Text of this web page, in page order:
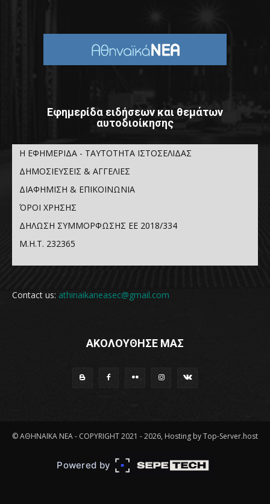
Εφημερίδα ειδήσεων και θεμάτων
αυτοδιοίκησης
Η ΕΦΗΜΕΡΙΔΑ - ΤΑΥΤΟΤΗΤΑ ΙΣΤΟΣΕΛΙΔΑΣ
ΔΗΜΟΣΙΕΥΣΕΙΣ & ΑΓΓΕΛΙΕΣ
ΔΙΑΦΗΜΙΣΗ & ΕΠΙΚΟΙΝΩΝΙΑ
ΌΡΟΙ ΧΡΗΣΗΣ
ΔΗΛΩΣΗ ΣΥΜΜΟΡΦΩΣΗΣ ΕΕ 2018/334
Μ.Η.Τ. 232365
Contact us: athinaikaneasec@gmail.com
ΑΚΟΛΟΥΘΗΣΕ ΜΑΣ
© ΑΘΗΝΑΪΚΑ ΝΕΑ - COPYRIGHT 2021 - 2026, Hosting by Top-Server.host
Powered by